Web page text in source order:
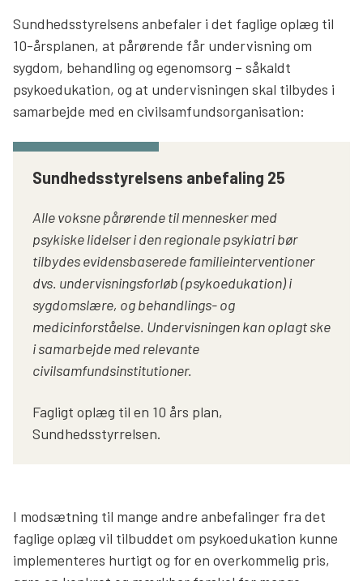
Sundhedsstyrelsens anbefaler i det faglige oplæg til
10-årsplanen, at pårørende får undervisning om
sygdom, behandling og egenomsorg – såkaldt
psykoedukation, og at undervisningen skal tilbydes i
samarbejde med en civilsamfundsorganisation:
Sundhedsstyrelsens anbefaling 25
Alle voksne pårørende til mennesker med
psykiske lidelser i den regionale psykiatri bør
tilbydes evidensbaserede familieinterventioner
dvs. undervisningsforløb (psykoedukation) i
sygdomslære, og behandlings- og
medicinforståelse. Undervisningen kan oplagt ske
i samarbejde med relevante
civilsamfundsinstitutioner.
Fagligt oplæg til en 10 års plan,
Sundhedsstyrrelsen.
I modsætning til mange andre anbefalinger fra det
faglige oplæg vil tilbuddet om psykoedukation kunne
implementeres hurtigt og for en overkommelig pris,